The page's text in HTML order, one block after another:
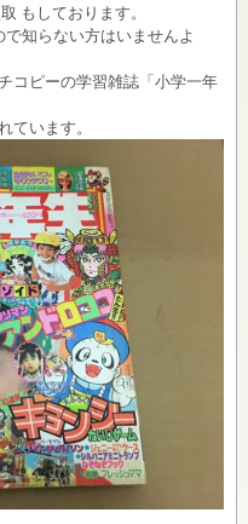
もしております。
知らない方はいませんよ
コピーの学習雑誌「小学一年
ています。